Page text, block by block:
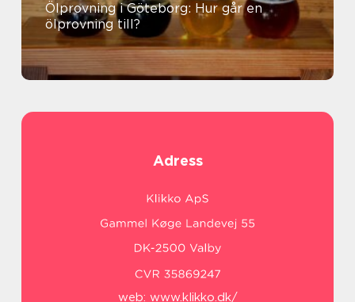
Ölprovning i Göteborg: Hur går en
ölprovning till?
Adress
web: www.klikko.dk/